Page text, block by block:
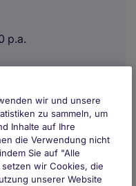
p.a.
wir und unsere
zu sammeln, um
Inhalte auf Ihre
die Verwendung nicht
Sie auf "Alle
wir Cookies, die
unserer Website